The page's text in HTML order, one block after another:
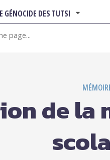
GÉNOCIDE DES TUTSI
de la